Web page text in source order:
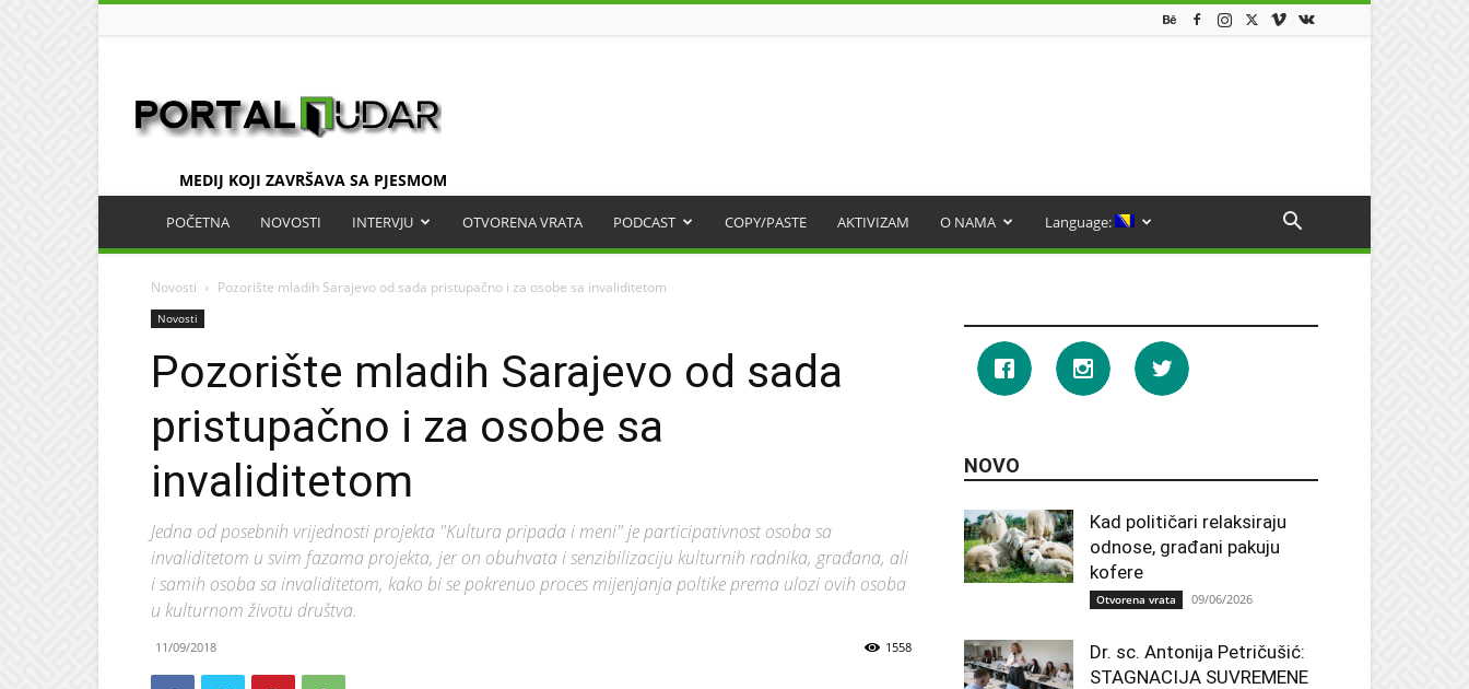
MEDIJ KOJI ZAVRŠAVA SA PJESMOM
POČETNA NOVOSTI INTERVJU OTVORENA VRATA PODCAST COPY/PASTE AKTIVIZAM O NAMA Language:
Novosti Pozorište mladih Sarajevo od sada pristupačno i za osobe sa invaliditetom
Novosti
Pozorište mladih Sarajevo od sada
pristupačno i za osobe sa
invaliditetom
Jedna od posebnih vrijednosti projekta "Kultura pripada i meni" je participativnost osoba sa
invaliditetom u svim fazama projekta, jer on obuhvata i senzibilizaciju kulturnih radnika, građana, ali
i samih osoba sa invaliditetom, kako bi se pokrenuo proces mijenjanja poltike prema ulozi ovih osoba
u kulturnom životu društva.
11/09/2018 1558
NOVO
Kad političari relaksiraju
odnose, građani pakuju
kofere
Otvorena vrata 09/06/2026
Dr. sc. Antonija Petričušić:
STAGNACIJA SUVREMENE